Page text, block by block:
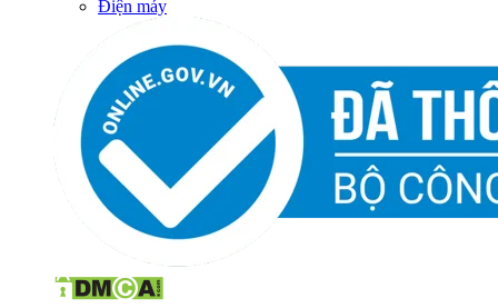
Điện máy